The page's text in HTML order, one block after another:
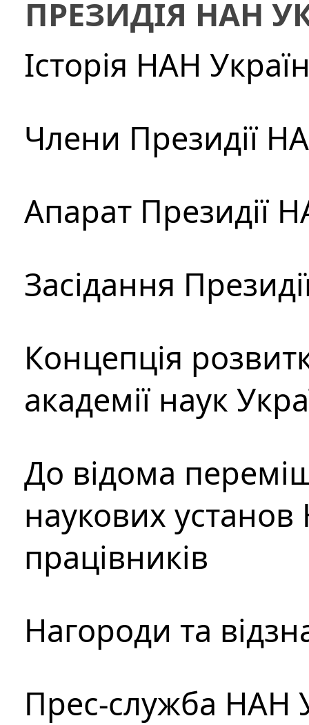
ПРЕЗИДІЯ НАН
Історія НАН
Члени Президії
Апарат Президії
Засідання
Концепція
академії наук
До відома
наукових установ
працівників
Нагороди та
Прес-служба НАН